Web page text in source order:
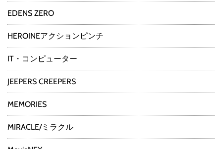
EDENS ZERO
HEROINEアクションピンチ
IT・コンピューター
JEEPERS CREEPERS
MEMORIES
MIRACLE/ミラクル